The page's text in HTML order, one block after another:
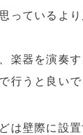
っているよ
楽器を演奏
行うと良いで
は壁際に設